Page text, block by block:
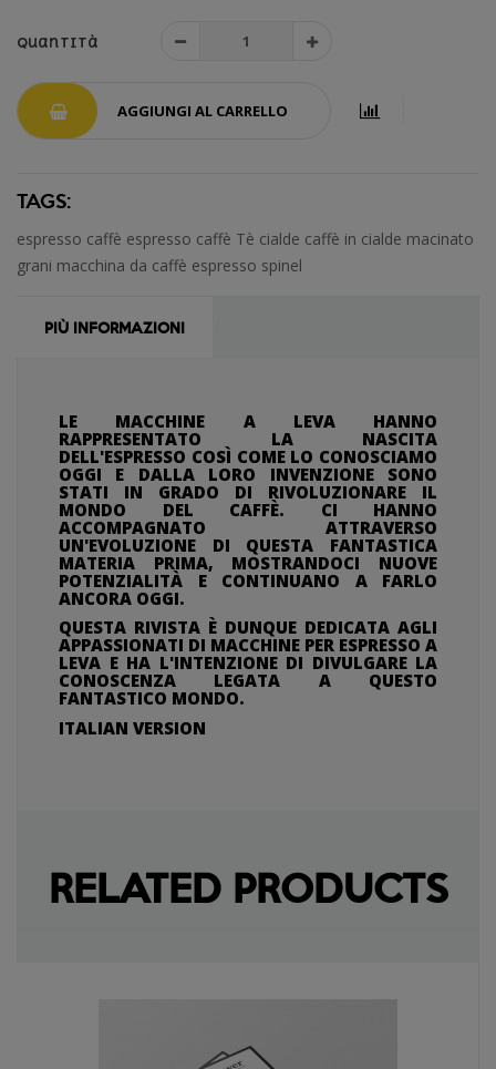
Quantità
AGGIUNGI AL CARRELLO
TAGS:
espresso caffè espresso caffè Tè cialde caffè in cialde macinato
grani macchina da caffè espresso spinel
PIÙ INFORMAZIONI
LE MACCHINE A LEVA HANNO
RAPPRESENTATO LA NASCITA
DELL'ESPRESSO COSÌ COME LO CONOSCIAMO
OGGI E DALLA LORO INVENZIONE SONO
STATI IN GRADO DI RIVOLUZIONARE IL
MONDO DEL CAFFÈ. CI HANNO
ACCOMPAGNATO ATTRAVERSO
UN'EVOLUZIONE DI QUESTA FANTASTICA
MATERIA PRIMA, MOSTRANDOCI NUOVE
POTENZIALITÀ E CONTINUANO A FARLO
ANCORA OGGI.
QUESTA RIVISTA È DUNQUE DEDICATA AGLI
APPASSIONATI DI MACCHINE PER ESPRESSO A
LEVA E HA L'INTENZIONE DI DIVULGARE LA
CONOSCENZA LEGATA A QUESTO
FANTASTICO MONDO.
ITALIAN VERSION
RELATED PRODUCTS